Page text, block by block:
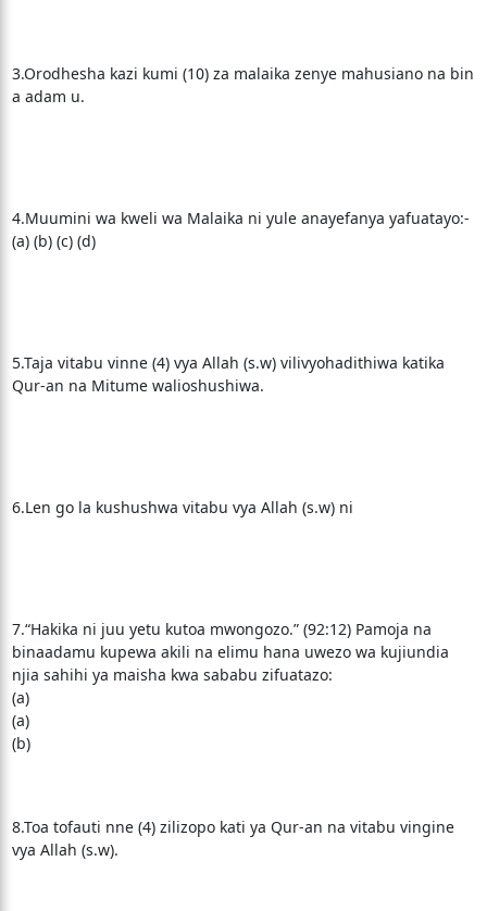
3.Orodhesha kazi kumi (10) za malaika zenye mahusiano na bin
a adam u.
4.Muumini wa kweli wa Malaika ni yule anayefanya yafuatayo:-
(a) (b) (c) (d)
5.Taja vitabu vinne (4) vya Allah (s.w) vilivyohadithiwa katika
Qur-an na Mitume walioshushiwa.
6.Len go la kushushwa vitabu vya Allah (s.w) ni
7.“Hakika ni juu yetu kutoa mwongozo.” (92:12) Pamoja na
binaadamu kupewa akili na elimu hana uwezo wa kujiundia
njia sahihi ya maisha kwa sababu zifuatazo:
(a)
(a)
(b)
8.Toa tofauti nne (4) zilizopo kati ya Qur-an na vitabu vingine
vya Allah (s.w).